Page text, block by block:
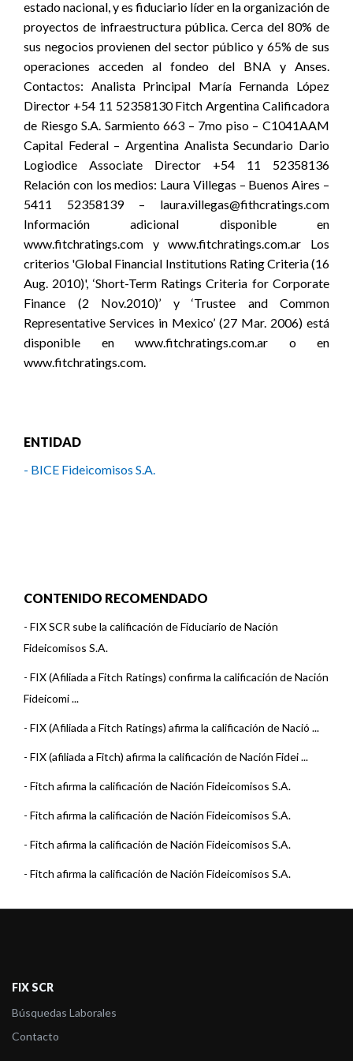
estado nacional, y es fiduciario líder en la organización de
proyectos de infraestructura pública. Cerca del 80% de
sus negocios provienen del sector público y 65% de sus
operaciones acceden al fondeo del BNA y Anses.
Contactos: Analista Principal María Fernanda López
Director +54 11 52358130 Fitch Argentina Calificadora
de Riesgo S.A. Sarmiento 663 – 7mo piso – C1041AAM
Capital Federal – Argentina Analista Secundario Dario
Logiodice Associate Director +54 11 52358136
Relación con los medios: Laura Villegas – Buenos Aires –
5411 52358139 – laura.villegas@fithcratings.com
Información adicional disponible en
www.fitchratings.com y www.fitchratings.com.ar Los
criterios 'Global Financial Institutions Rating Criteria (16
Aug. 2010)', ‘Short-Term Ratings Criteria for Corporate
Finance (2 Nov.2010)’ y ‘Trustee and Common
Representative Services in Mexico’ (27 Mar. 2006) está
disponible en www.fitchratings.com.ar o en
www.fitchratings.com.
ENTIDAD
- BICE Fideicomisos S.A.
CONTENIDO RECOMENDADO
- FIX SCR sube la calificación de Fiduciario de Nación
Fideicomisos S.A.
- FIX (Afiliada a Fitch Ratings) confirma la calificación de Nación
Fideicomi ...
- FIX (Afiliada a Fitch Ratings) afirma la calificación de Nació ...
- FIX (afiliada a Fitch) afirma la calificación de Nación Fidei ...
- Fitch afirma la calificación de Nación Fideicomisos S.A.
- Fitch afirma la calificación de Nación Fideicomisos S.A.
- Fitch afirma la calificación de Nación Fideicomisos S.A.
- Fitch afirma la calificación de Nación Fideicomisos S.A.
-Fitch confirma la calificación de Nación Fideicomisos S.A.
-Fitch califica Nación Fideicomisos S.A.
FIX SCR
Búsquedas Laborales
Contacto